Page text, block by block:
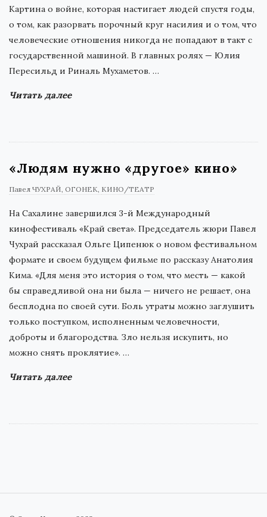
Картина о войне, которая настигает людей спустя годы,
о том, как разорвать порочный круг насилия и о том, что
человеческие отношения никогда не попадают в такт с
государственной машиной. В главных ролях — Юлия
Пересильд и Риналь Мухаметов. …
Читать далее
«Людям нужно «другое» кино»
Павел ЧУХРАЙ ОГОНЕК КИНО/ТЕАТР
На Сахалине завершился 3-й Международный
кинофестиваль «Край света». Председатель жюри Павел
Чухрай рассказал Ольге Ципенюк о новом фестивальном
формате и своем будущем фильме по рассказу Анатолия
Кима. «Для меня это история о том, что месть — какой
бы справедливой она ни была — ничего не решает, она
бесплодна по своей сути. Боль утраты можно заглушить
только поступком, исполненным человечности,
доброты и благородства. Зло нельзя искупить, но
можно снять проклятие». …
Читать далее